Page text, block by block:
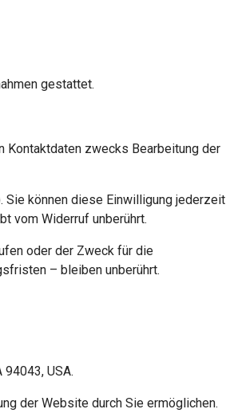
gestattet.
Kontaktdaten zwecks Bearbeitung der
Sie können diese Einwilligung jederzeit
vom Widerruf unberührt.
oder der Zweck für die
– bleiben unberührt.
USA.
der Website durch Sie ermöglichen.